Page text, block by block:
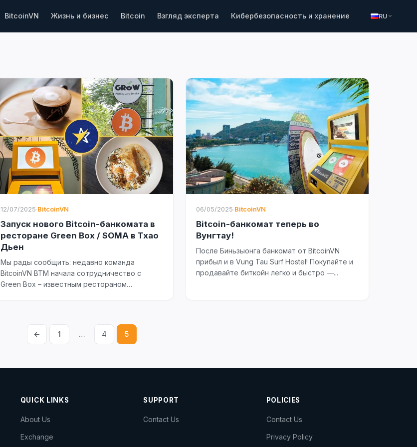
BitcoinVN Жизнь и бизнес Bitcoin Взгляд эксперта Кибербезопасность и хранение RU
12/07/2025·BitcoinVN
Запуск нового Bitcoin-банкомата в
ресторане Green Box / SOMA в Тхао
Дьен
Мы рады сообщить: недавно команда
BitcoinVN BTM начала сотрудничество с
Green Box – известным рестораном
06/05/2025·BitcoinVN
Bitcoin-банкомат теперь во
Вунгтау!
После Биньзыонга банкомат от BitcoinVN
прибыл и в Vung Tau Surf Hostel! Покупайте и
продавайте биткойн легко и быстро —...
Posts
← 1 … 4 5
QUICK LINKS
About Us
Exchange
SUPPORT
Contact Us
POLICIES
Contact Us
Privacy Policy